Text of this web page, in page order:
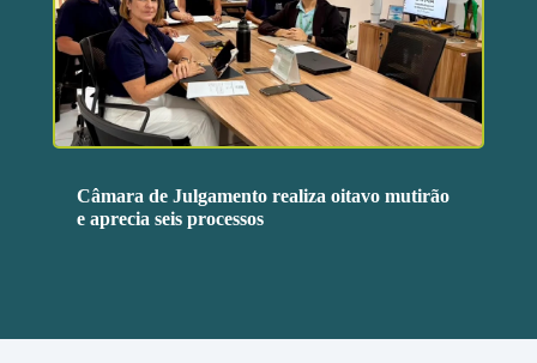
Câmara de Julgamento realiza oitavo mutirão
e aprecia seis processos